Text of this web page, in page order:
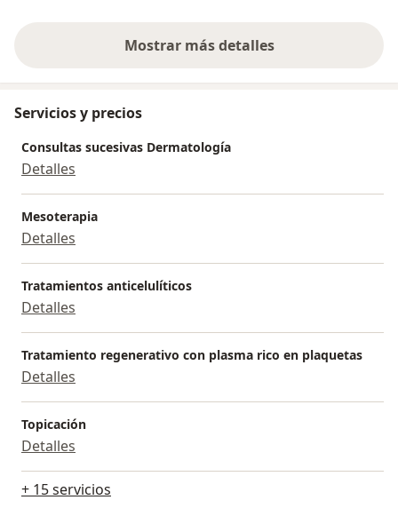
Mostrar más detalles
sobre la experiencia
Servicios y precios
Consultas sucesivas Dermatología
Detalles
Mesoterapia
Detalles
Tratamientos anticelulíticos
Detalles
Tratamiento regenerativo con plasma rico en plaquetas
Detalles
Topicación
Detalles
+ 15 servicios